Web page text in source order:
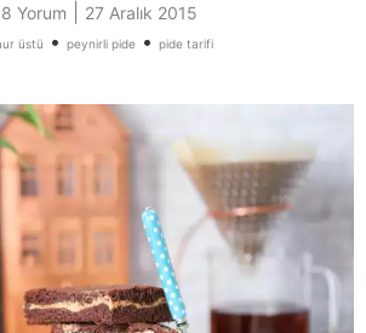
Yorum 27 Aralık 2015
üstü • peynirli pide• pide tarifi